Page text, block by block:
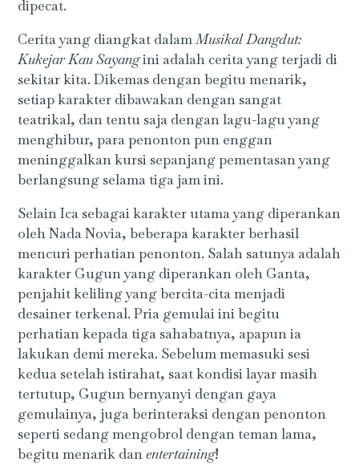
dipecat.
Cerita yang diangkat dalamMusikal Dangdut:
Kukejar Kau Sayangini adalah cerita yang terjadi di
sekitar kita. Dikemas dengan begitu menarik,
setiap karakter dibawakan dengan sangat
teatrikal, dan tentu saja dengan lagu-lagu yang
menghibur, para penonton pun enggan
meninggalkan kursi sepanjang pementasan yang
berlangsung selama tiga jam ini.
Selain Ica sebagai karakter utama yang diperankan
oleh Nada Novia, beberapa karakter berhasil
mencuri perhatian penonton. Salah satunya adalah
karakter Gugun yang diperankan oleh Ganta,
penjahit keliling yang bercita-cita menjadi
desainer terkenal. Pria gemulai ini begitu
perhatian kepada tiga sahabatnya, apapun ia
lakukan demi mereka. Sebelum memasuki sesi
kedua setelah istirahat, saat kondisi layar masih
tertutup, Gugun bernyanyi dengan gaya
gemulainya, juga berinteraksi dengan penonton
seperti sedang mengobrol dengan teman lama,
begitu menarik danentertaining!